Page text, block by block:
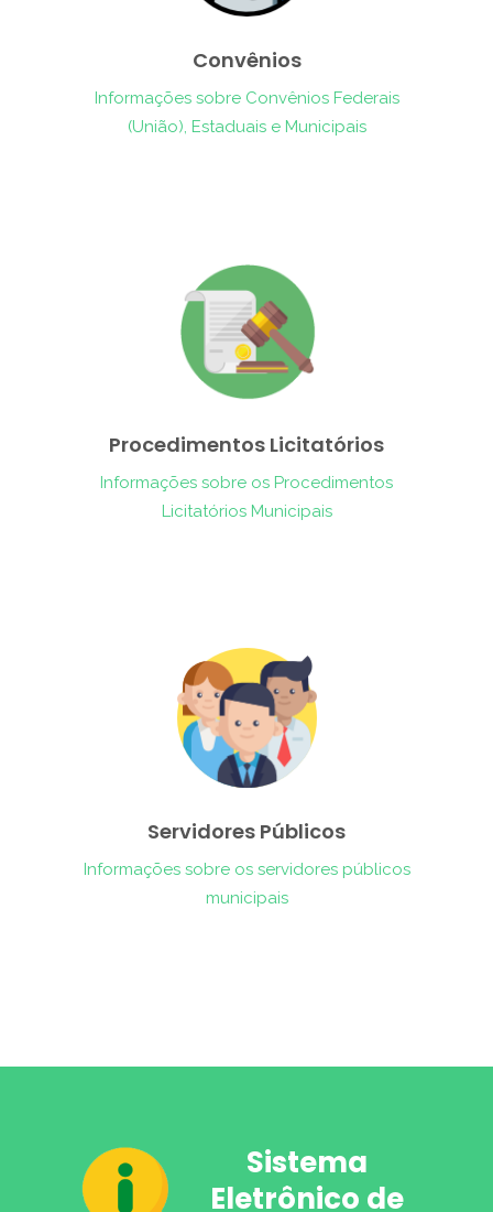
Convênios
Informações sobre Convênios Federais
(União), Estaduais e Municipais
Procedimentos Licitatórios
Informações sobre os Procedimentos
Licitatórios Municipais
Servidores Públicos
Informações sobre os servidores públicos
municipais
Sistema
Eletrônico de